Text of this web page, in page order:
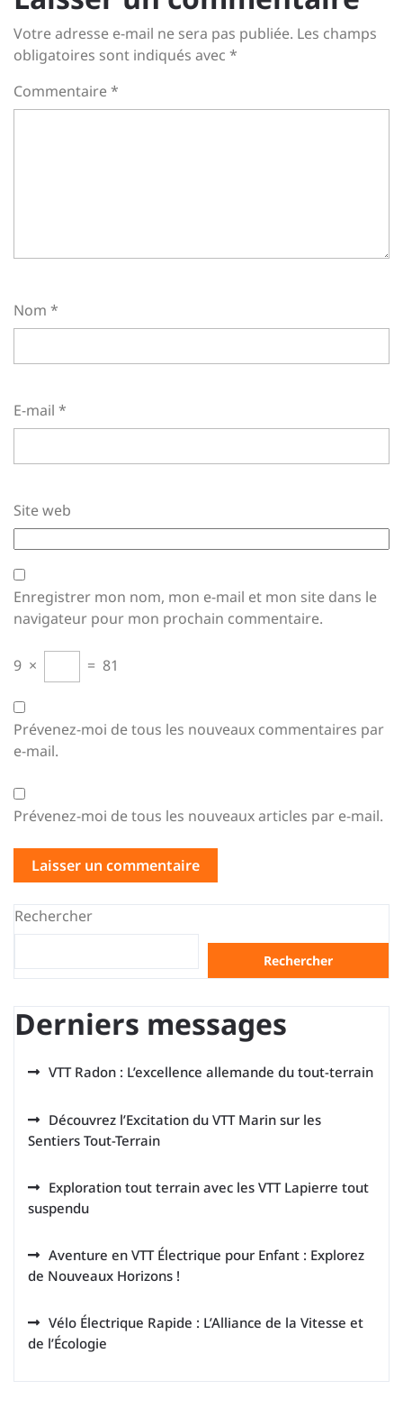
Votre adresse e-mail ne sera pas publiée. Les champs
obligatoires sont indiqués avec *
Commentaire*
Nom *
E-mail *
Site web
Enregistrer mon nom, mon e-mail et mon site dans le
navigateur pour mon prochain commentaire.
9 × = 81
Prévenez-moi de tous les nouveaux commentaires par
e-mail.
Prévenez-moi de tous les nouveaux articles par e-mail.
Rechercher
Rechercher
Derniers messages
VTT Radon : L’excellence allemande du tout-terrain
Découvrez l’Excitation du VTT Marin sur les
Sentiers Tout-Terrain
Exploration tout terrain avec les VTT Lapierre tout
suspendu
Aventure en VTT Électrique pour Enfant : Explorez
de Nouveaux Horizons !
Vélo Électrique Rapide : L’Alliance de la Vitesse et
de l’Écologie